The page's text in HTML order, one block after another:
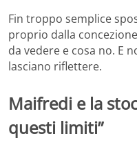
Fin troppo semplice
proprio dalla
da vedere e cosa no. E
lasciano riflettere.
Maifredi e la
questi limiti”